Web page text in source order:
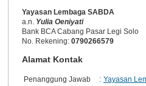
Yayasan Lembaga SABDA
a.n. Yulia Oeniyati
Bank BCA Cabang Pasar Legi Solo
No. Rekening: 0790266579
Alamat Kontak
Penanggung Jawab : Yayasan